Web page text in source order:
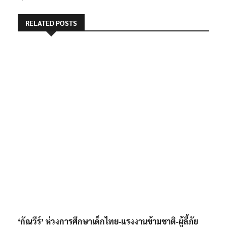
RELATED POSTS
‘กัณวีร์’ ห่วงการศึกษาเด็กไทย-แรงงานข้ามชาติ-ผู้ลี้ภัย